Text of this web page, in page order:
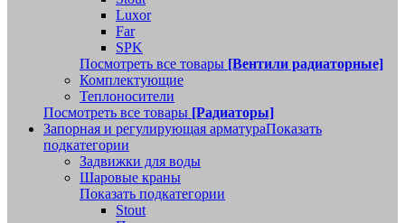
Luxor
Far
SPK
Посмотреть все товары [Вентили радиаторные]
Комплектующие
Теплоносители
Посмотреть все товары [Радиаторы]
Запорная и регулирующая арматураПоказать
подкатегории
Задвижки для воды
Шаровые краны
Показать подкатегории
Stout